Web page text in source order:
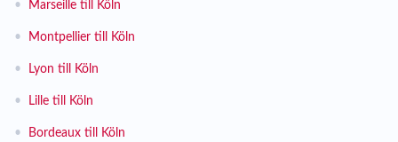
• Marseille till Köln
• Montpellier till Köln
• Lyon till Köln
• Lille till Köln
• Bordeaux till Köln